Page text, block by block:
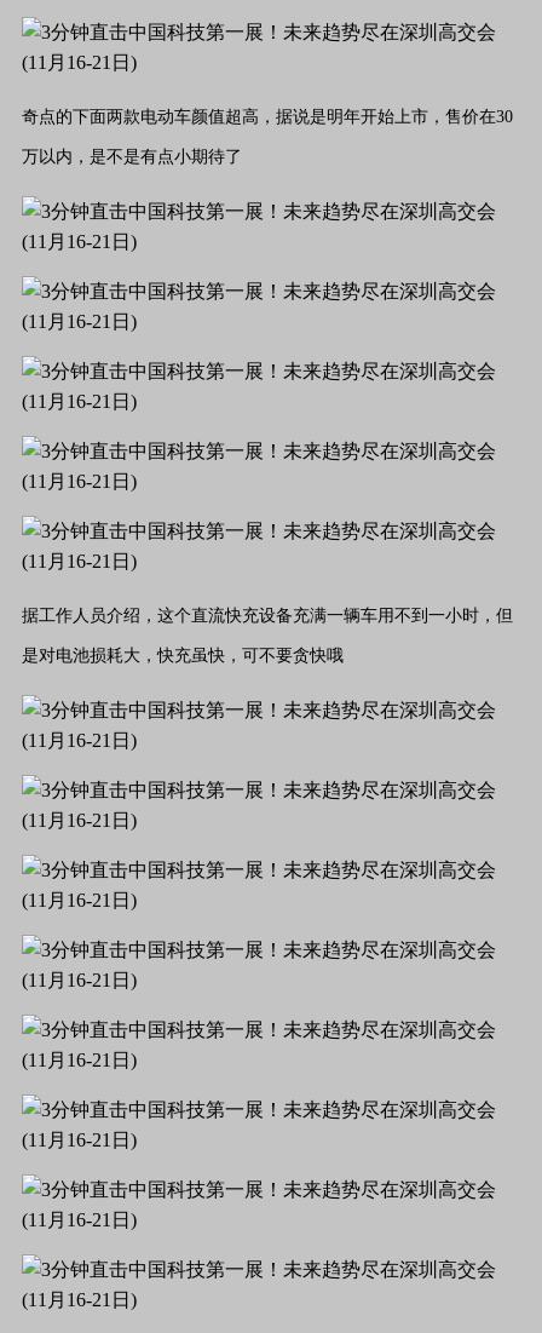
奇点的下面两款电动车颜值超高，据说是明年开始上市，售价在30
万以内，是不是有点小期待了
据工作人员介绍，这个直流快充设备充满一辆车用不到一小时，但
是对电池损耗大，快充虽快，可不要贪快哦